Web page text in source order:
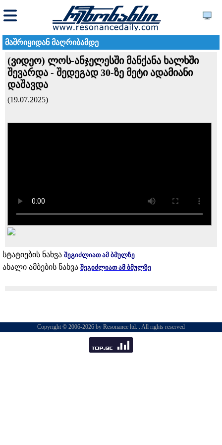
მაშრიყიდან მაღრიბამდე
(ვიდეო) ლოს-ანჯელესში მანქანა ხალხში
შევარდა - შედეგად 30-ზე მეტი ადამიანი
დაშავდა
(19.07.2025)
სტატიების ნახვა შეგიძლიათ ამ ბმულზე
ახალი ამბების ნახვა შეგიძლიათ ამ ბმულზე
Copyright © 2006-2026 by Resonance ltd. . All rights reserved